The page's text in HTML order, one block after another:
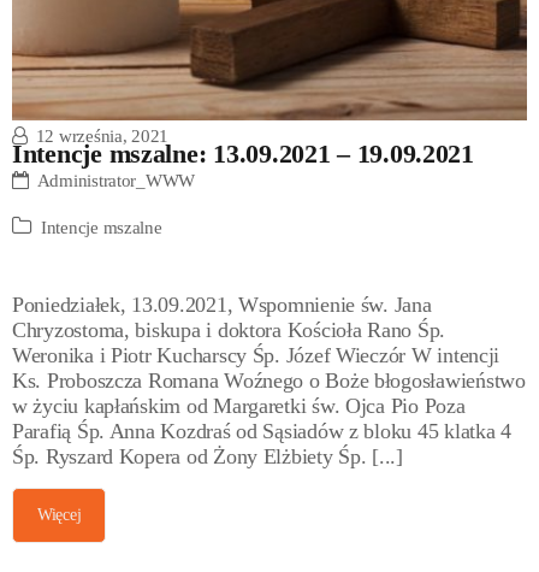
Intencje mszalne: 13.09.2021 – 19.09.2021
12 września, 2021
Administrator_WWW
Intencje mszalne
Poniedziałek, 13.09.2021, Wspomnienie św. Jana
Chryzostoma, biskupa i doktora Kościoła Rano Śp.
Weronika i Piotr Kucharscy Śp. Józef Wieczór W intencji
Ks. Proboszcza Romana Woźnego o Boże błogosławieństwo
w życiu kapłańskim od Margaretki św. Ojca Pio Poza
Parafią Śp. Anna Kozdraś od Sąsiadów z bloku 45 klatka 4
Śp. Ryszard Kopera od Żony Elżbiety Śp. [...]
Więcej